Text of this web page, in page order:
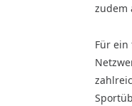
zudem
Für ein